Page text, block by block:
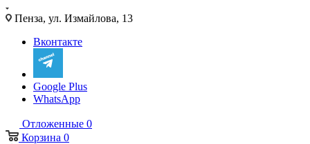
Пенза, ул. Измайлова, 13
Вконтакте
Google Plus
WhatsApp
Отложенные 0
Корзина 0